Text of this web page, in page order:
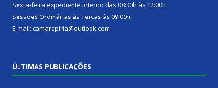
Sexta-feira expediente interno das 08:00h às 12:00h
Sessões Ordinárias às Terças às 09:00h
E-mail: camarapiria@outlook.com
ÚLTIMAS PUBLICAÇÕES